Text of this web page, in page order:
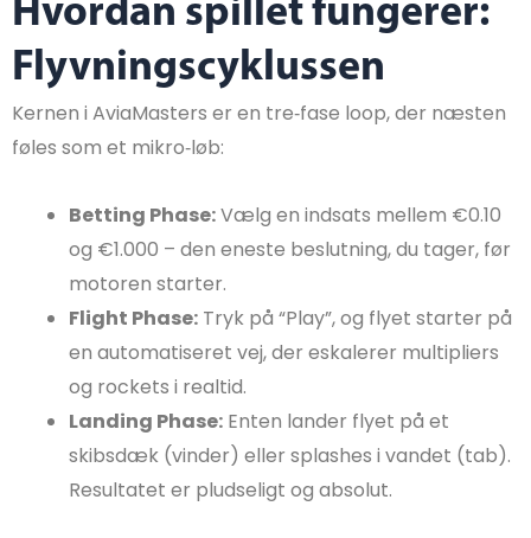
Hvordan spillet fungerer:
Flyvningscyklussen
Kernen i AviaMasters er en tre‑fase loop, der næsten
føles som et mikro‑løb:
Betting Phase:Vælg en indsats mellem €0.10
og €1.000 – den eneste beslutning, du tager, før
motoren starter.
Flight Phase: Tryk på “Play”, og flyet starter på
en automatiseret vej, der eskalerer multipliers
og rockets i realtid.
Landing Phase: Enten lander flyet på et
skibsdæk (vinder) eller splashes i vandet (tab).
Resultatet er pludseligt og absolut.